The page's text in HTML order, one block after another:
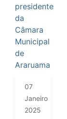
07
Janeiro
2025